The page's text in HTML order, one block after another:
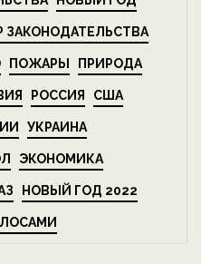
ЗАКОНОДАТЕЛЬСТВА
ПОЖАРЫ ПРИРОДА
РОССИЯ США
УКРАИНА
ЭКОНОМИКА
НОВЫЙ ГОД 2022